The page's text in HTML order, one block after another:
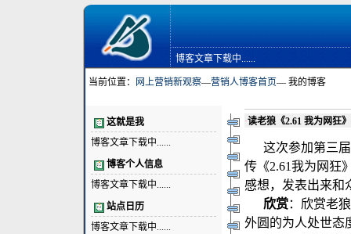
博客文章下载中......
当前位置： 网上营销新观察—营销人博客首页— 我的博客
这就是我
博客文章下载中......
博客个人信息
博客文章下载中......
站点日历
博客文章下载中......
·读老狼《2.61 我为网
这次参加第三届
传《2.61我为网狂
感想，发表出来和
欣赏：欣赏老
外圆的为人处世态